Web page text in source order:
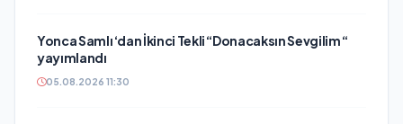
Yonca Samlı ‘dan İkinci Tekli “Donacaksın Sevgilim “
yayımlandı
05.08.2026 11:30